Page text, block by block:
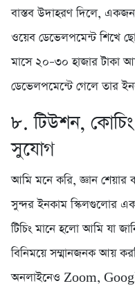
বাস্তব উদাহরণ দিলে,
ওয়েব ডেভেলপমেন্ট শিখে
মাসে ২০–৩০ হাজার টাকা
ডেভেলপমেন্টে গেলে তার
৮. টিউশন,
সুযোগ
আমি মনে করি, জ্ঞান
সুন্দর ইনকাম স্কিলগুলোর
টিচিং মানে হলো আমি যা
বিনিময়ে সম্মানজনক আয়
অনলাইনেও Zoom, Google